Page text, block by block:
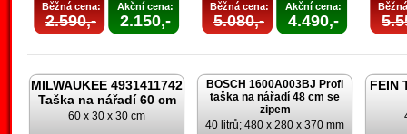
Běžná cena:
2.590,-
Akční cena:
2.150,-
Běžná cena:
5.080,-
Akční cena:
4.490,-
MILWAUKEE 4931411742
Taška na nářadí 60 cm
60 x 30 x 30 cm
BOSCH 1600A003BJ Profi
taška na nářadí 48 cm se
zipem
40 litrů; 480 x 280 x 370 mm
FEIN